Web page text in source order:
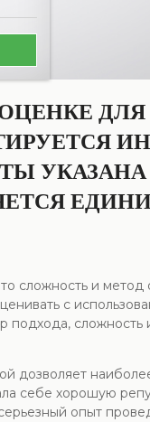
УКАЗАНА
сложность и метод
с
сложность
дозволяет
себе хорошую
опыт